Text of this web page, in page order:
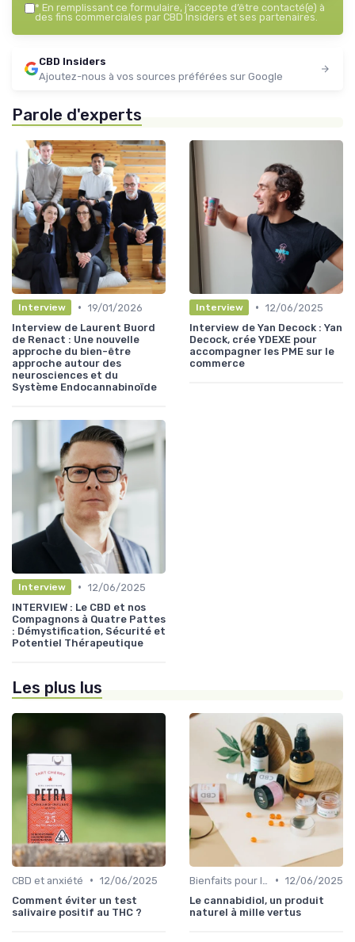
* En remplissant ce formulaire, j’accepte d’être contacté(e) à
des fins commerciales par CBD Insiders et ses partenaires.
CBD Insiders
Ajoutez-nous à vos sources préférées sur Google
Parole d'experts
Interview • 19/01/2026
Interview de Laurent Buord
de Renact : Une nouvelle
approche du bien-être
approche autour des
neurosciences et du
Système Endocannabinoïde
Interview • 12/06/2025
Interview de Yan Decock : Yan
Decock, crée YDEXE pour
accompagner les PME sur le
commerce
Interview • 12/06/2025
INTERVIEW : Le CBD et nos
Compagnons à Quatre Pattes
: Démystification, Sécurité et
Potentiel Thérapeutique
Les plus lus
CBD et anxiété • 12/06/2025
Comment éviter un test
salivaire positif au THC ?
• 12/06/2025
Le cannabidiol, un produit
naturel à mille vertus